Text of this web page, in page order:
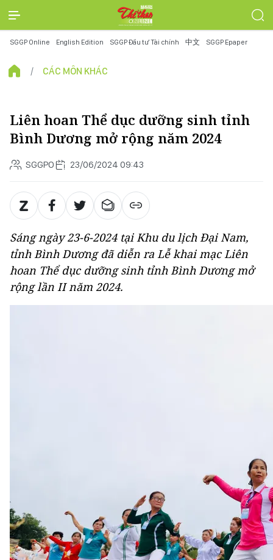
SGGP Online English Edition SGGP Đầu tư Tài chính 中文 SGGP Epaper
CÁC MÔN KHÁC
Liên hoan Thể dục dưỡng sinh tỉnh
Bình Dương mở rộng năm 2024
SGGPO 23/06/2024 09:43
Sáng ngày 23-6-2024 tại Khu du lịch Đại Nam,
tỉnh Bình Dương đã diễn ra Lễ khai mạc Liên
hoan Thể dục dưỡng sinh tỉnh Bình Dương mở
rộng lần II năm 2024.